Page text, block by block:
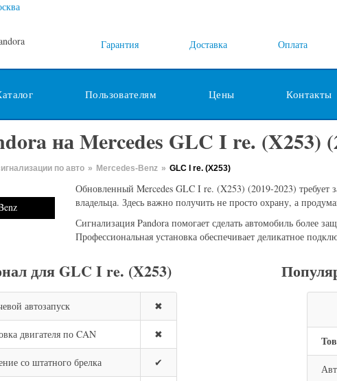
Гарантия Доставка Оплата
Пользователям Цены Контакты
на Mercedes GLC I re. (X253)
по авто » Mercedes-Benz » GLC I re. (X253)
Обновленный Mercedes GLC I re. (X253) (2019-2023) требует
владельца. Здесь важно получить не просто охрану, а
Сигнализация Pandora помогает сделать автомобиль более
Профессиональная установка обеспечивает деликатное
для GLC I re. (X253)
автозапуск ✖
двигателя по CAN ✖
со штатного брелка ✔